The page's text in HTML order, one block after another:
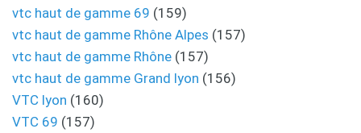
vtc haut de gamme 69 (159)
vtc haut de gamme Rhône Alpes (157)
vtc haut de gamme Rhône (157)
vtc haut de gamme Grand lyon (156)
VTC lyon (160)
VTC 69 (157)